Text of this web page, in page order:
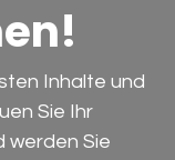
Inhalte und
Sie Ihr
werden Sie